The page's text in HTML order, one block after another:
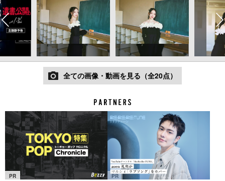
全ての画像・動画を見る（全20点）
PR PR